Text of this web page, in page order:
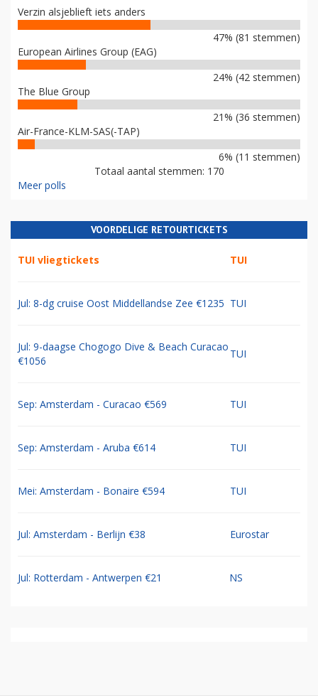
Verzin alsjeblieft iets anders
47% (81 stemmen)
European Airlines Group (EAG)
24% (42 stemmen)
The Blue Group
21% (36 stemmen)
Air-France-KLM-SAS(-TAP)
6% (11 stemmen)
Totaal aantal stemmen: 170
Meer polls
VOORDELIGE RETOURTICKETS
TUI vliegtickets TUI
Jul: 8-dg cruise Oost Middellandse Zee €1235 TUI
Jul: 9-daagse Chogogo Dive & Beach Curacao
€1056
TUI
Sep: Amsterdam - Curacao €569 TUI
Sep: Amsterdam - Aruba €614 TUI
Mei: Amsterdam - Bonaire €594 TUI
Jul: Amsterdam - Berlijn €38 Eurostar
Jul: Rotterdam - Antwerpen €21 NS